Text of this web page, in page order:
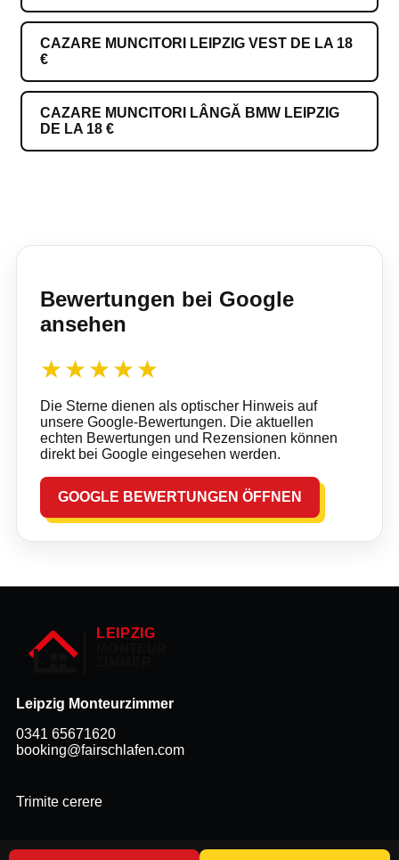
CAZARE MUNCITORI LEIPZIG VEST DE LA 18
€
CAZARE MUNCITORI LÂNGĂ BMW LEIPZIG
DE LA 18 €
Bewertungen bei Google
ansehen
★★★★★
Die Sterne dienen als optischer Hinweis auf
unsere Google-Bewertungen. Die aktuellen
echten Bewertungen und Rezensionen können
direkt bei Google eingesehen werden.
GOOGLE BEWERTUNGEN ÖFFNEN
Leipzig Monteurzimmer
0341 65671620
booking@fairschlafen.com
Trimite cerere